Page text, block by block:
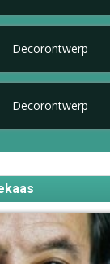
Decorontwerp
Decorontwerp